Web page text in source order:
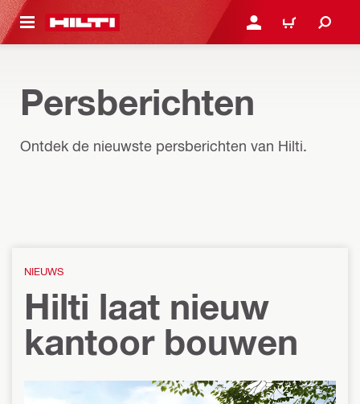
HOOFDINHOUD AANMELDEN OF
WINKELWAGEN
Persberichten
Ontdek de nieuwste persberichten van Hilti.
NIEUWS
Hilti laat nieuw
kantoor bouwen